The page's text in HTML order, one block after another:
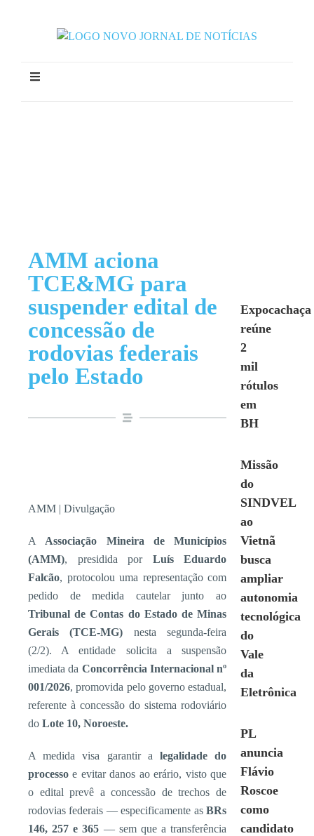
AMM aciona
TCE&MG para
suspender edital de
concessão de
rodovias federais
pelo Estado
AMM | Divulgação
A Associação Mineira de Municípios
(AMM), presidida por Luís Eduardo
Falcão, protocolou uma representação com
pedido de medida cautelar junto ao
Tribunal de Contas do Estado de Minas
Gerais (TCE-MG) nesta segunda-feira
(2/2). A entidade solicita a suspensão
imediata da Concorrência Internacional nº
001/2026, promovida pelo governo estadual,
referente à concessão do sistema rodoviário
do Lote 10, Noroeste.
A medida visa garantir a legalidade do
processo e evitar danos ao erário, visto que
o edital prevê a concessão de trechos de
rodovias federais — especificamente as BRs
146, 257 e 365 — sem que a transferência
Expocachaça
reúne
2
mil
rótulos
em
BH
Missão
do
SINDVEL
ao
Vietnã
busca
ampliar
autonomia
tecnológica
do
Vale
da
Eletrônica
PL
anuncia
Flávio
Roscoe
como
candidato